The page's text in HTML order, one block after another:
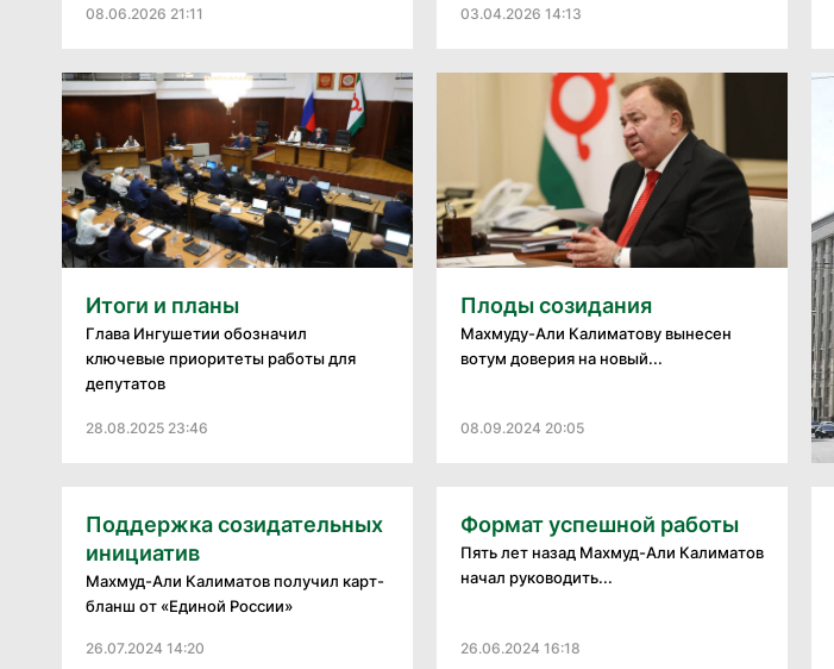
08.06.2026 21:11 03.04.2026 14:13
Итоги и планы
Глава Ингушетии обозначил
ключевые приоритеты работы для
депутатов
28.08.2025 23:46
Плоды созидания
Махмуду-Али Калиматову вынесен
вотум доверия на новый...
08.09.2024 20:05
Поддержка созидательных
инициатив
Махмуд-Али Калиматов получил карт-
бланш от «Единой России»
26.07.2024 14:20
Формат успешной работы
Пять лет назад Махмуд-Али Калиматов
начал руководить...
26.06.2024 16:18